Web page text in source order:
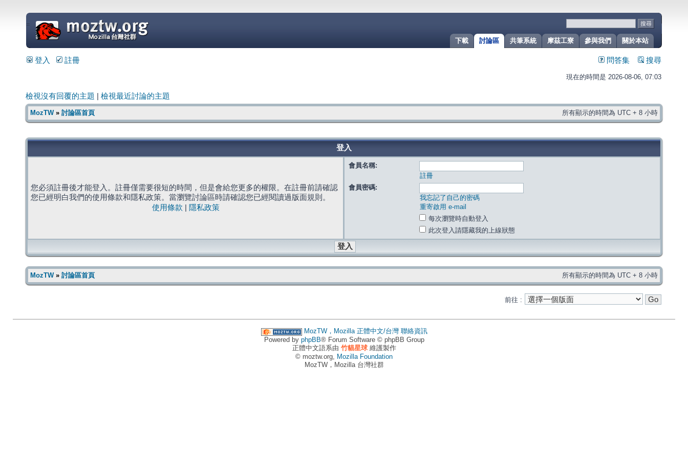
關於本站
參與我們
摩茲工寮
共筆系統
討論區
下載
=
登入 註冊 問答集 搜尋
現在的時間是 2026-08-06, 07:03
檢視沒有回覆的主題 檢視最近討論的主題
MozTW» 討論區首頁 所有顯示的時間為 UTC + 8 小時
登入
您必須註冊後才能登入。註冊僅需要很短的時間，但是會給您更多的權限。在註冊前請確認
您已經明白我們的使用條款和隱私政策。當瀏覽討論區時請確認您已經閱讀過版面規則。
使用條款
隱私政策
會員名稱:
註冊
會員密碼:
我忘記了自己的密碼
重寄啟用 e-mail
每次瀏覽時自動登入
此次登入請隱藏我的上線狀態
MozTW» 討論區首頁 所有顯示的時間為 UTC + 8 小時
前往 :
MozTW，Mozilla 正體中文/台灣 聯絡資訊
Powered by phpBB® Forum Software © phpBB Group
正體中文語系由 竹貓星球維護製作
© moztw.org, Mozilla Foundation
MozTW，Mozilla 台灣社群